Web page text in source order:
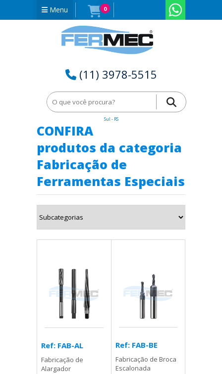
Menu 0
(11) 3978-5515
Home
Fabricação de Ferramentas Especiais em Rio Grande do
Sul - RS
CONFIRA
produtos da categoria
Fabricação de
Ferramentas Especiais
Ref: FAB-AL
Fabricação de
Alargador
Ref: FAB-BE
Fabricação de Broca
Escalonada